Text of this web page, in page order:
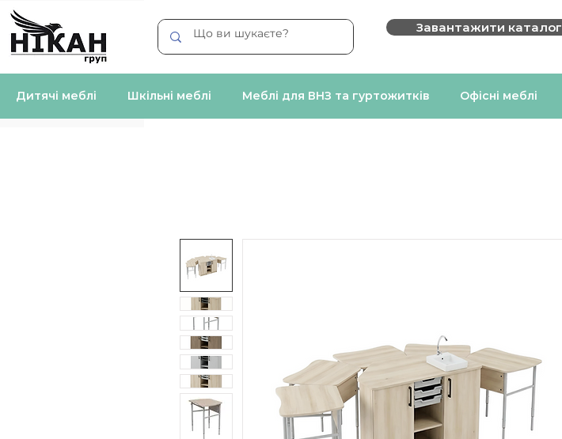
Завантажити каталог
Дитячі меблі Шкільні меблі Меблі для ВНЗ та гуртожитків Офісні меблі